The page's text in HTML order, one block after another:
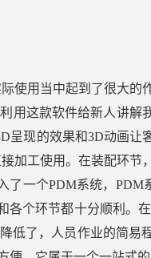
使用当中起到了很大
用这款软件给新人讲
现的效果和3D动画
加工使用。在装配环
一个PDM系统，
个环节都十分顺利
了，人员作业的简